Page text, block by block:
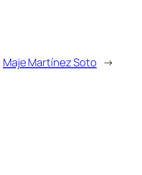
Maje Martínez Soto →